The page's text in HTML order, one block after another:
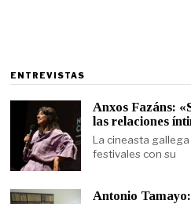
ENTREVISTAS
Anxos Fazáns:
las relaciones
La cineasta
festivales con su
Antonio